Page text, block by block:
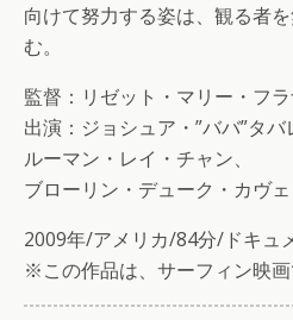
向けて努力する姿は、観る者
む。
監督：リゼット・マリー・フ
出演：ジョシュア・”ババ”タ
ルーマン・レイ・チャン、
ブローリン・デューク・カヴ
2009年/アメリカ/84分/ドキュ
※この作品は、サーフィン映画